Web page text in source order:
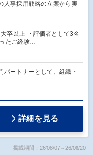
人事採用戦略の立案から実
卒以上 ・評価者として3名
たご経験…
パートナーとして、組織・
詳細を見る
掲載期間：26/08/07～26/08/20